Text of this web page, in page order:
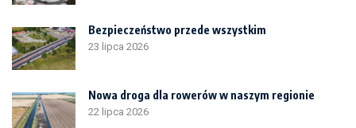
Bezpieczeństwo przede wszystkim
23 lipca 2026
Nowa droga dla rowerów w naszym regionie
22 lipca 2026